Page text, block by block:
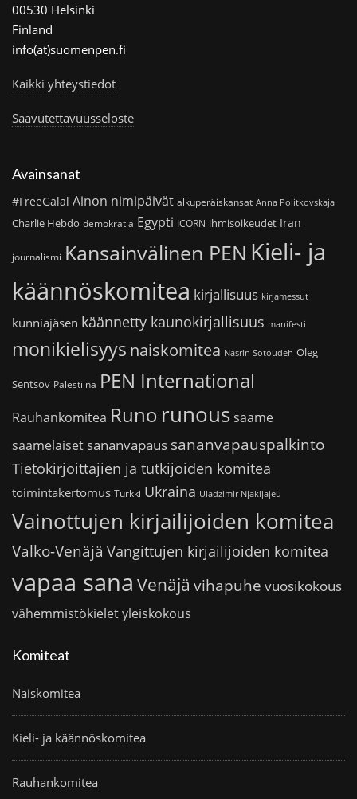
00530 Helsinki
Finland
info(at)suomenpen.fi
Kaikki yhteystiedot
Saavutettavuusseloste
Avainsanat
#FreeGalal Ainon nimipäivät alkuperäiskansat Anna Politkovskaja
Charlie Hebdo demokratia Egypti ICORN ihmisoikeudet Iran
journalismi Kansainvälinen PEN Kieli- ja
käännöskomitea kirjallisuus kirjamessut
kunniajäsen käännetty kaunokirjallisuus manifesti
monikielisyys naiskomitea Nasrin Sotoudeh Oleg
Sentsov Palestiina PEN International
Rauhankomitea Runo runoussaame
saamelaiset sananvapaus sananvapauspalkinto
Tietokirjoittajien ja tutkijoiden komitea
toimintakertomus Turkki Ukraina Uladzimir Njakljajeu
Vainottujen kirjailijoiden komitea
Valko-Venäjä Vangittujen kirjailijoiden komitea
vapaa sana Venäjä vihapuhe vuosikokous
vähemmistökieletyleiskokous
Komiteat
Naiskomitea
Kieli- ja käännöskomitea
Rauhankomitea